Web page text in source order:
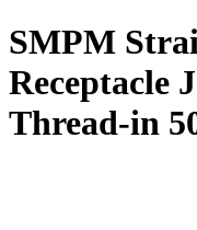
SMPM
Receptacle
Thread-in